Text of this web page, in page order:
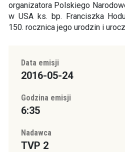
organizatora Polskiego
w USA ks. bp. Franciszka
150. rocznica jego urodzin i
Data emisji
2016-05-24
Godzina emisji
6:35
Nadawca
TVP 2